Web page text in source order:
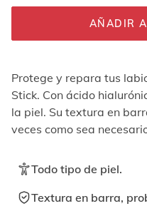
de
hay
ningún
elemento
videos
pueden
AÑADIR
Protege y repara tus
Stick. Con ácido
la piel. Su textura en
veces como sea
Todo tipo de piel.
Textura en barra,